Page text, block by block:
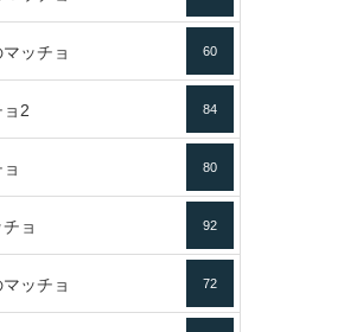
ッチョ 60
2 84
80
ョ 92
ッチョ 72